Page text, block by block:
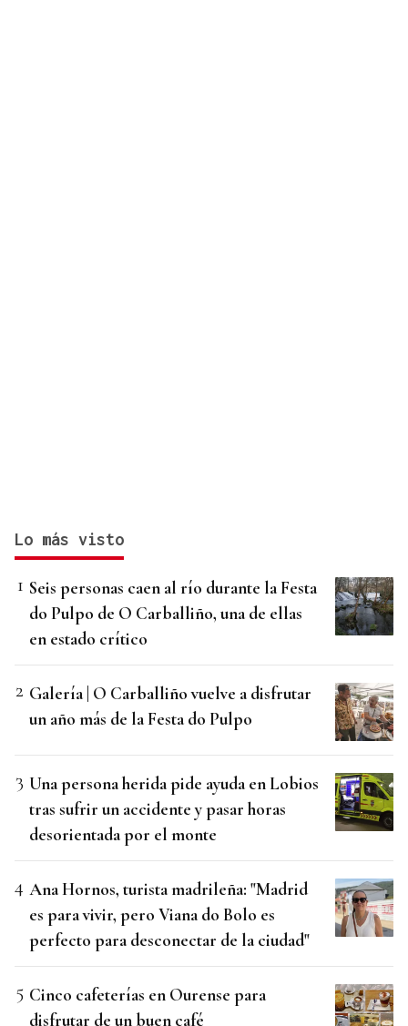
Lo más visto
Seis personas caen al río durante la Festa
do Pulpo de O Carballiño, una de ellas
en estado crítico
Galería | O Carballiño vuelve a disfrutar
un año más de la Festa do Pulpo
Una persona herida pide ayuda en Lobios
tras sufrir un accidente y pasar horas
desorientada por el monte
Ana Hornos, turista madrileña: "Madrid
es para vivir, pero Viana do Bolo es
perfecto para desconectar de la ciudad"
Cinco cafeterías en Ourense para
disfrutar de un buen café